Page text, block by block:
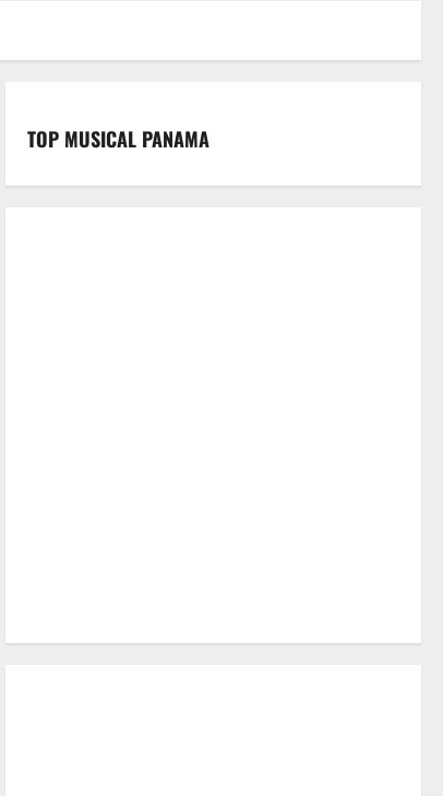
TOP MUSICAL PANAMA